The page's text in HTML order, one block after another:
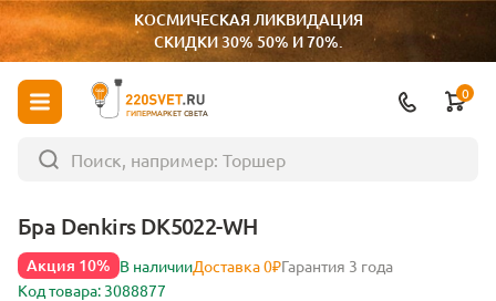
КОСМИЧЕСКАЯ ЛИКВИДАЦИЯ
СКИДКИ 30% 50% И 70%.
ГИПЕРМАРКЕТ СВЕТА
0
Бра Denkirs DK5022-WH
Акция 10% В наличииДоставка 0₽Гарантия 3 года
Код товара: 3088877